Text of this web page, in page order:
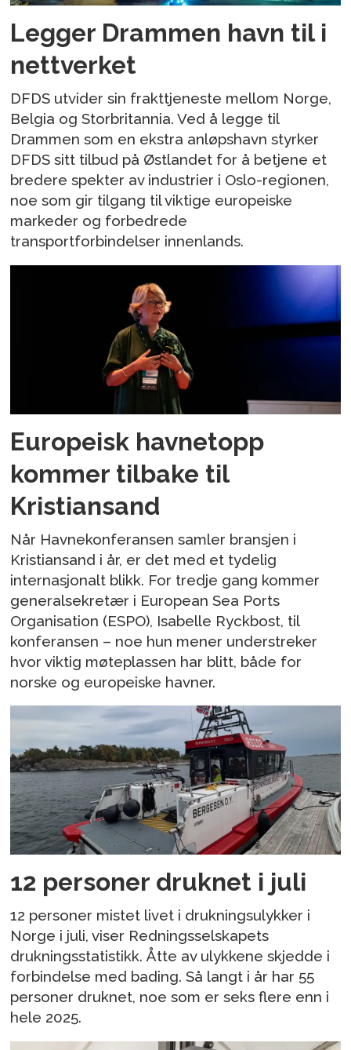
Legger Drammen havn til i
nettverket
DFDS utvider sin frakttjeneste mellom Norge,
Belgia og Storbritannia. Ved å legge til
Drammen som en ekstra anløpshavn styrker
DFDS sitt tilbud på Østlandet for å betjene et
bredere spekter av industrier i Oslo-regionen,
noe som gir tilgang til viktige europeiske
markeder og forbedrede
transportforbindelser innenlands.
Europeisk havnetopp
kommer tilbake til
Kristiansand
Når Havnekonferansen samler bransjen i
Kristiansand i år, er det med et tydelig
internasjonalt blikk. For tredje gang kommer
generalsekretær i European Sea Ports
Organisation (ESPO), Isabelle Ryckbost, til
konferansen – noe hun mener understreker
hvor viktig møteplassen har blitt, både for
norske og europeiske havner.
12 personer druknet i juli
12 personer mistet livet i drukningsulykker i
Norge i juli, viser Redningsselskapets
drukningsstatistikk. Åtte av ulykkene skjedde i
forbindelse med bading. Så langt i år har 55
personer druknet, noe som er seks flere enn i
hele 2025.